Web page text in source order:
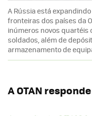
A Rússia está
fronteiras dos países da
inúmeros novos quartéis
soldados, além de
armazenamento de
A OTAN responde